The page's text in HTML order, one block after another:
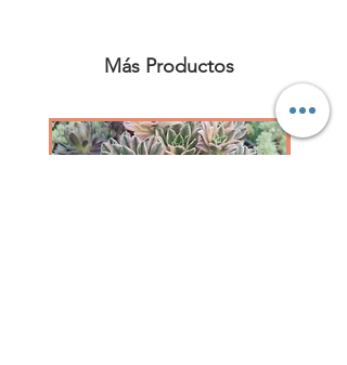
Más Productos